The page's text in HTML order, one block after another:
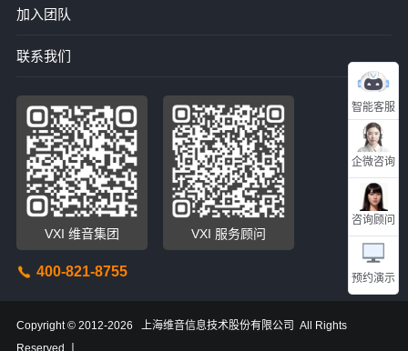
智能客服
企微咨询
咨询顾问
预约演示
加入团队
联系我们
VXI 维音集团 VXI 服务顾问
400-821-8755
Copyright © 2012-2026 上海维音信息技术股份有限公司 All Rights
Reserved 丨